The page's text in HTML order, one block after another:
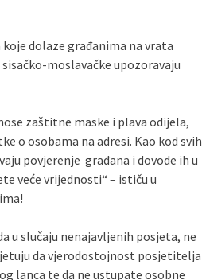
dolaze građanima na vrata
moslavačke upozoravaju
zaštitne maske i plava odijela,
o osobama na adresi. Kao kod svih
povjerenje građana i dovode ih u
veće vrijednosti“ – ističu u
u slučaju nenajavljenih posjeta, ne
da vjerodostojnost posjetitelja
lanca te da ne ustupate osobne